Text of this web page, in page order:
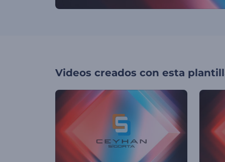
Videos creados con esta